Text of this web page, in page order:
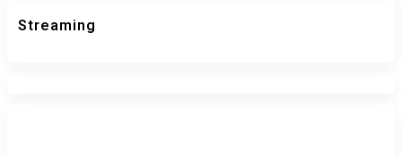
Streaming